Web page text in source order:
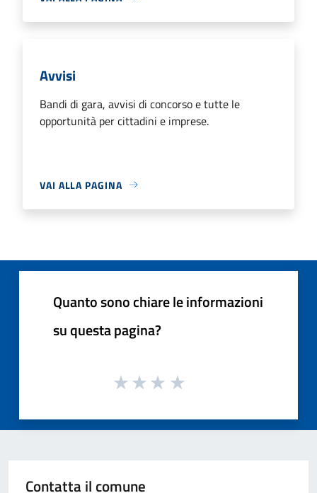
Avvisi
Bandi di gara, avvisi di concorso e tutte le
opportunità per cittadini e imprese.
VAI ALLA PAGINA
Quanto sono chiare le informazioni
su questa pagina?
Contatta il comune